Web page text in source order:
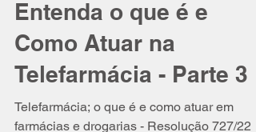
Isabel Schittini
27 de set. de 2022
9 min de leitura
Entenda o que é e
Como Atuar na